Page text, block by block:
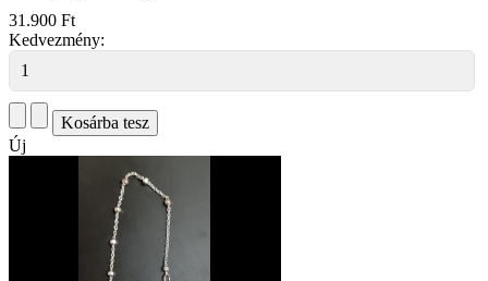
31.900 Ft
Kedvezmény:
Új